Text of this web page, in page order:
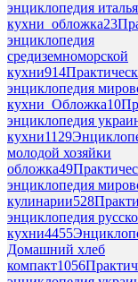
энциклопедия
кухни_обложка23
энциклопедия
средиземноморской
кухни914
энциклопедия
кухни_Обложка10
энциклопедия
кухни1129
молодой хозяйки
обложка49
энциклопедия
кулинарии528
энциклопедия
кухни4455
Домашний хлеб
компакт1056